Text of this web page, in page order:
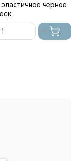
черное